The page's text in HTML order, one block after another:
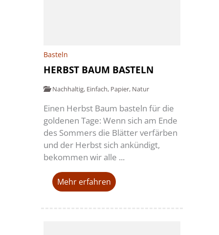
Basteln
HERBST BAUM BASTELN
Nachhaltig, Einfach, Papier, Natur
Einen Herbst Baum basteln für die
goldenen Tage: Wenn sich am Ende
des Sommers die Blätter verfärben
und der Herbst sich ankündigt,
bekommen wir alle ...
Mehr erfahren